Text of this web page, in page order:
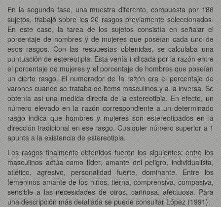
En la segunda fase, una muestra diferente, compuesta por 186
sujetos, trabajó sobre los 20 rasgos previamente seleccionados.
En este caso, la tarea de los sujetos consistía en señalar el
porcentaje de hombres y de mujeres que poseían cada uno de
esos rasgos. Con las respuestas obtenidas, se calculaba una
puntuación de estereotipia. Esta venía indicada por la razón entre
el porcentaje de mujeres y el porcentaje de hombres que poseían
un cierto rasgo. El numerador de la razón era el porcentaje de
varones cuando se trataba de items masculinos y a la inversa. Se
obtenía así una medida directa de la estereotipia. En efecto, un
número elevado en la razón correspondiente a un determinado
rasgo indica que hombres y mujeres son estereotipados en la
dirección tradicional en ese rasgo. Cualquier número superior a 1
apunta a la existencia de estereotipia.
Los rasgos finalmente obtenidos fueron los siguientes: entre los
masculinos actúa como líder, amante del peligro, individualista,
atlético, agresivo, personalidad fuerte, dominante. Entre los
femeninos amante de los niños, tierna, comprensiva, compasiva,
sensible a las necesidades de otros, cariñosa, afectuosa. Para
una descripción más detallada se puede consultar López (1991).